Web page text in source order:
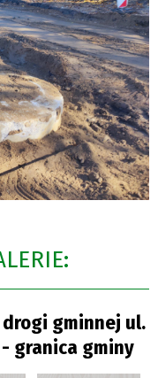
gminnej ul.
- granica gminy